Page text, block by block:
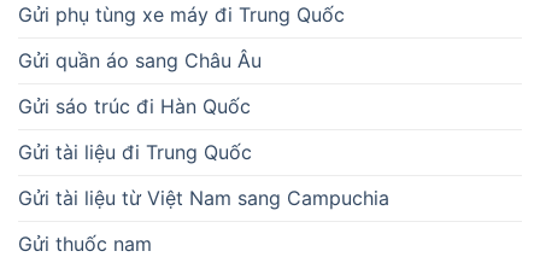
Gửi phụ tùng xe máy đi Trung Quốc
Gửi quần áo sang Châu Âu
Gửi sáo trúc đi Hàn Quốc
Gửi tài liệu đi Trung Quốc
Gửi tài liệu từ Việt Nam sang Campuchia
Gửi thuốc nam